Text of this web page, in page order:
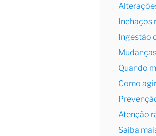
Inchaços
Ingestão
Quando
Como
Atenção
Saiba